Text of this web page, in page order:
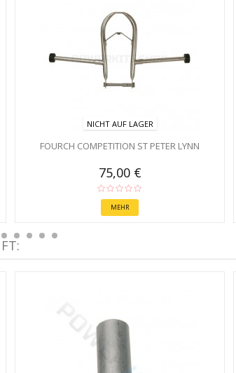
NICHT AUF LAGER
FOURCH COMPETITION ST PETER LYNN
75,00 €
MEHR